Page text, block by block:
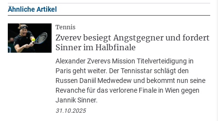
Ähnliche Artikel
Tennis
Zverev besiegt Angstgegner und fordert
Sinner im Halbfinale
Alexander Zverevs Mission Titelverteidigung in
Paris geht weiter. Der Tennisstar schlägt den
Russen Daniil Medwedew und bekommt nun seine
Revanche für das verlorene Finale in Wien gegen
Jannik Sinner.
31.10.2025